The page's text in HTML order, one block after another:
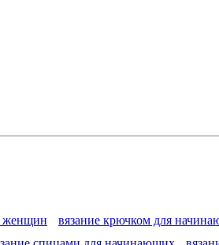
женщин вязание крючком для